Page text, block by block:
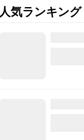
人気ランキング